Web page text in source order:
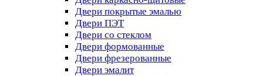
Двери покрытые эмалью
Двери ПЭТ
Двери со стеклом
Двери формованные
Двери фрезерованные
Двери эмалит